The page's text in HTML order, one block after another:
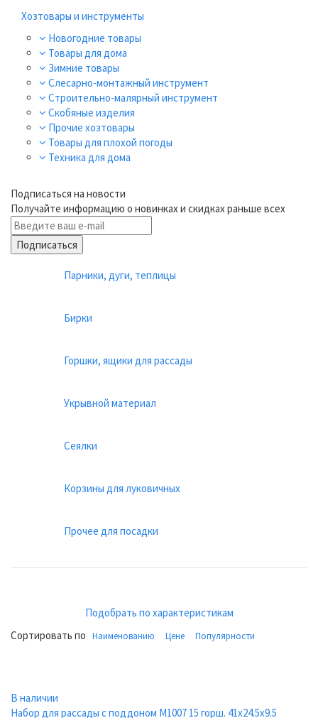
Хозтовары и инструменты
Новогодние товары
Товары для дома
Зимние товары
Слесарно-монтажный инструмент
Строительно-малярный инструмент
Скобяные изделия
Прочие хозтовары
Товары для плохой погоды
Техника для дома
Подписаться на новости
Получайте информацию о новинках и скидках раньше всех
Подписаться
Парники, дуги, теплицы
Бирки
Горшки, ящики для рассады
Укрывной материал
Сеялки
Корзины для луковичных
Прочее для посадки
Подобрать по характеристикам
Сортировать по Наименованию Цене Популярности
В наличии
Набор для рассады с поддоном М1007 15 горш. 41х24.5х9.5